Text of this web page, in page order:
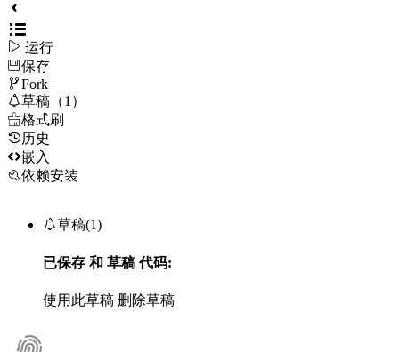
 运行
保存
Fork
草稿（1）
格式刷
历史
嵌入
依赖安装
草稿(1)
已保存 和 草稿代码:
使用此草稿 删除草稿